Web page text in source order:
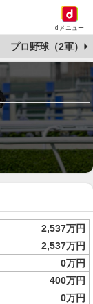
dメニュー
プロ野球（2軍）
2,537万円
2,537万円
0万円
400万円
0万円